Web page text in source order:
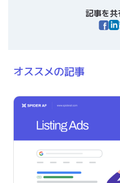
記事を
オススメの記事